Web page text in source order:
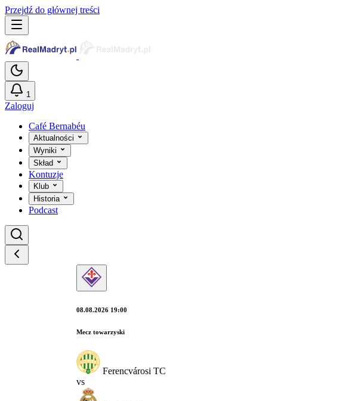
Przejdź do głównej treści
1
Zaloguj
Café Bernabéu
Aktualności
Wyniki
Skład
Kontuzje
Klub
Historia
Podcast
08.08.2026 19:00
Mecz towarzyski
Ferencvárosi TC
vs